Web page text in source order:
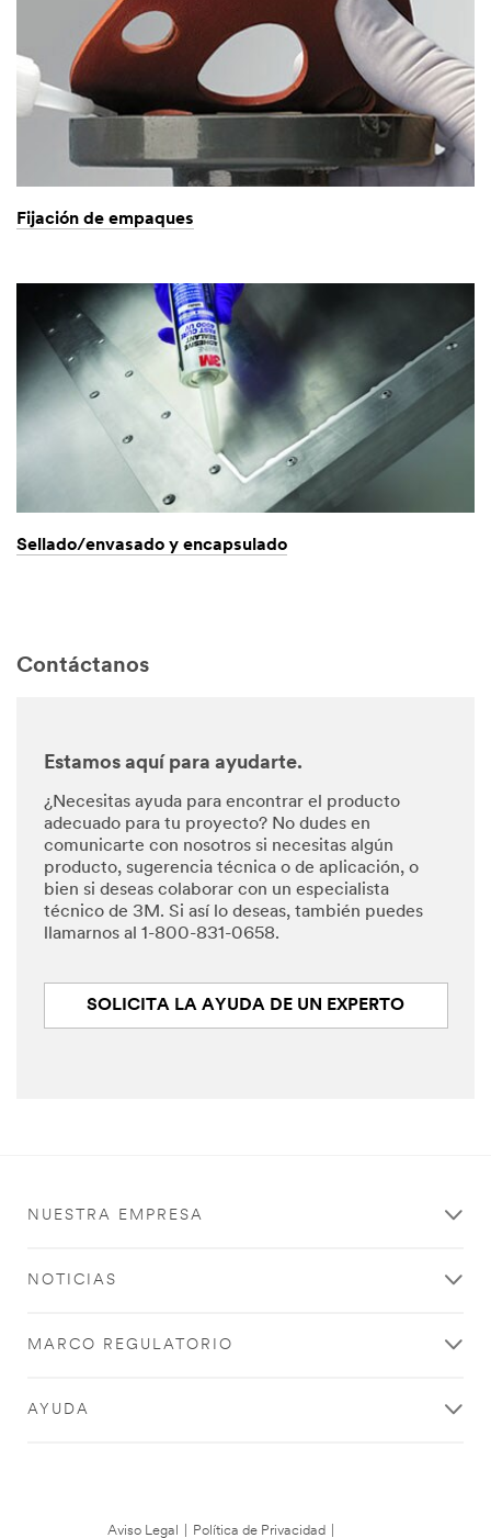
Fijación de empaques
Sellado/envasado y encapsulado
Contáctanos
Estamos aquí para ayudarte.
¿Necesitas ayuda para encontrar el producto
adecuado para tu proyecto? No dudes en
comunicarte con nosotros si necesitas algún
producto, sugerencia técnica o de aplicación, o
bien si deseas colaborar con un especialista
técnico de 3M. Si así lo deseas, también puedes
llamarnos al 1-800-831-0658.
SOLICITA LA AYUDA DE UN EXPERTO
NUESTRA EMPRESA
NOTICIAS
MARCO REGULATORIO
AYUDA
Aviso Legal Política de Privacidad